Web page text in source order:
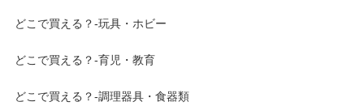
どこで買える？-玩具・ホビー
どこで買える？-育児・教育
どこで買える？-調理器具・食器類